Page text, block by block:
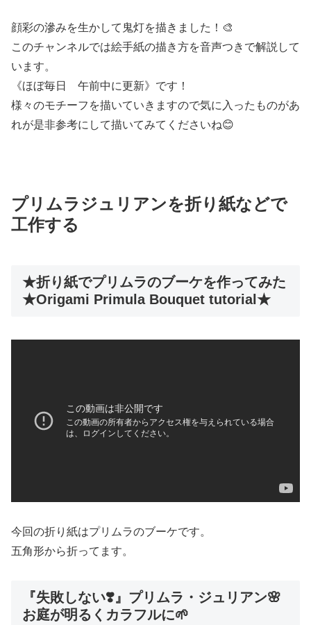
顔彩の滲みを生かして鬼灯を描きました！🎨
このチャンネルでは絵手紙の描き方を音声つきで解説して
います。
《ほぼ毎日 午前中に更新》です！
様々のモチーフを描いていきますので気に入ったものがあ
れが是非参考にして描いてみてくださいね😊
プリムラジュリアンを折り紙などで
工作する
★折り紙でプリムラのブーケを作ってみた
★Origami Primula Bouquet tutorial★
今回の折り紙はプリムラのブーケです。
五角形から折ってます。
『失敗しない❣️』プリムラ・ジュリアン🌸
お庭が明るくカラフルに🌱